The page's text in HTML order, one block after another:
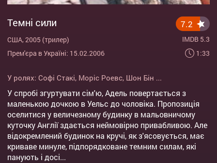
Темні сили
США, 2005 (трилер)
Прем'єра в Україні: 15.02.2006
7.2
IMDB 5.3
1:33
У ролях: Софі Стакі, Моріс Роевс, Шон Бін ...
У спробі згуртувати сім'ю, Адель повертається з
маленькою дочкою в Уельс до чоловіка. Пропозиція
оселитися у величезному будинку в мальовничому
куточку Англії здається неймовірно привабливою. Але
відокремлений будинок на кручі, як з'ясовується, має
криваве минуле, підпорядковане темним силам, які
панують і досі...